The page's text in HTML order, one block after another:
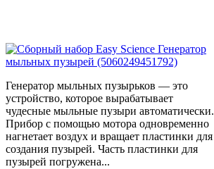
Генератор мыльных пузырьков — это
устройство, которое вырабатывает
чудесные мыльные пузыри автоматически.
Прибор с помощью мотора одновременно
нагнетает воздух и вращает пластинки для
создания пузырей. Часть пластинки для
пузырей погружена...